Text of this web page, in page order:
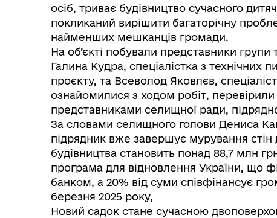
осіб, триває будівництво сучасного
покликаний вирішити багаторічну
найменших мешканців громади.
На об’єкті побували представники
Галина Кудра, спеціалістка з технічних
проєкту, та Всеволод Яковлєв,
ознайомилися з ходом робіт, перевірили
представниками селищної ради,
За словами селищного голови Дениса
підрядник вже завершує мурування стін
будівництва становить понад 88,7 млн
програма для відновлення України, що
банком, а 20% від суми співфінансує
березня 2025 року,
Новий садок стане сучасною